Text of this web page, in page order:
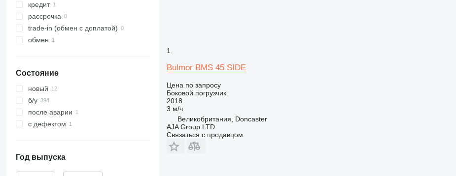
кредит
рассрочка
trade-in (обмен с доплатой)
обмен
Состояние
новый
б/у
после аварии
с дефектом
Год выпуска
1
Bulmor BMS 45 SIDE
Цена по запросу
Боковой погрузчик
2018
3 м/ч
Великобритания, Doncaster
AJA Group LTD
Связаться с продавцом